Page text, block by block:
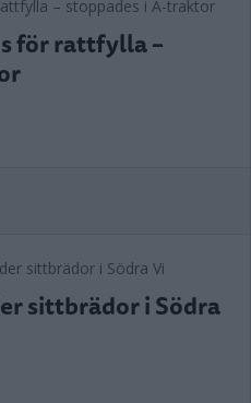
för rattfylla –
sittbrädor i Södra